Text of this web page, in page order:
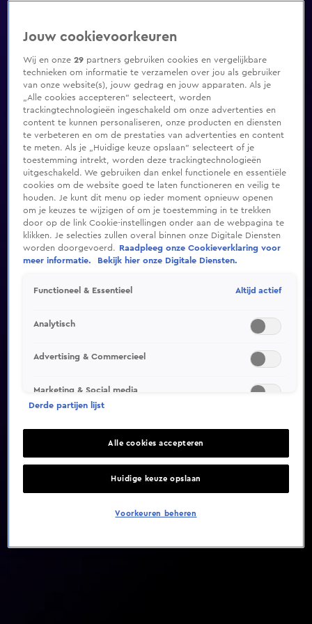
Video helaas niet gevonden
Jouw cookievoorkeuren
Wij en onze29 partners gebruiken cookies en vergelijkbare
technieken om informatie te verzamelen over jou als gebruiker
van onze website(s), jouw gedrag en jouw apparaten. Als je
„Alle cookies accepteren” selecteert, worden
trackingtechnologieën ingeschakeld om onze advertenties en
content te kunnen personaliseren, onze producten en diensten
te verbeteren en om de prestaties van advertenties en content
te meten. Als je „Huidige keuze opslaan” selecteert of je
toestemming intrekt, worden deze trackingtechnologieën
uitgeschakeld. We gebruiken dan enkel functionele en essentiële
cookies om de website goed te laten functioneren en veilig te
houden. Je kunt dit menu op ieder moment opnieuw openen
om je keuzes te wijzigen of om je toestemming in te trekken
door op de link Cookie-instellingen onder aan de webpagina te
klikken. Je selecties zullen overal binnen onze Digitale Diensten
worden doorgevoerd.
Raadpleeg onze Cookieverklaring voor
meer informatie.
Bekijk hier onze Digitale Diensten.
Functioneel & Essentieel Altijd actief
Analytisch
Advertising & Commercieel
Marketing & Social media
Derde partijen lijst
Alle cookies accepteren
Huidige keuze opslaan
Voorkeuren beheren